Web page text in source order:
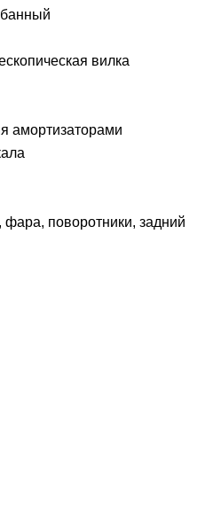
вилка
амортизаторами
фара, поворотники, задний